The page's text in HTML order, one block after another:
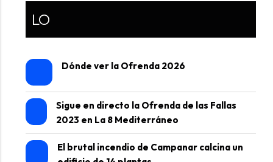
LO
Dónde ver la Ofrenda 2026
Sigue en directo la Ofrenda de las Fallas
2023 en La 8 Mediterráneo
El brutal incendio de Campanar calcina un